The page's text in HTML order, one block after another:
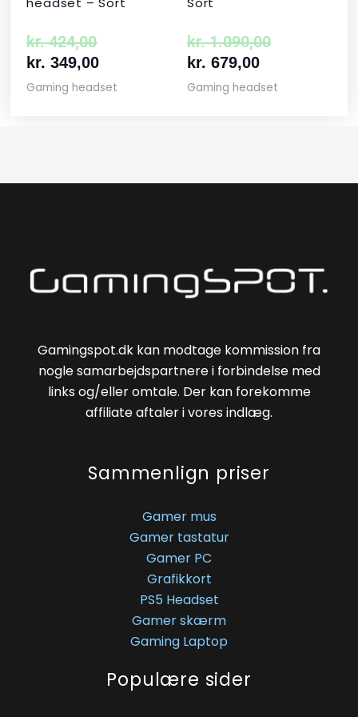
kr.424,00
kr. 349,00
Gaming headset
kr.1.090,00
kr. 679,00
Gaming headset
Gamingspot.dk kan modtage kommission fra
nogle samarbejdspartnere i forbindelse med
links og/eller omtale. Der kan forekomme
affiliate aftaler i vores indlæg.
Sammenlign priser
Gamer mus
Gamer tastatur
Gamer PC
Grafikkort
PS5 Headset
Gamer skærm
Gaming Laptop
Populære sider